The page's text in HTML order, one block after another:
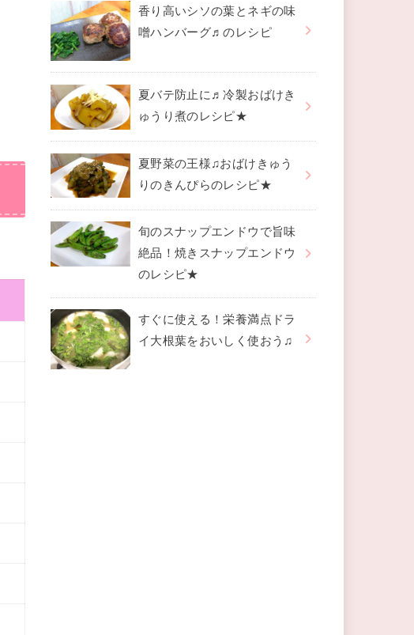
香り高いシソの葉とネギの味
噌ハンバーグ♬のレシピ
夏バテ防止に♬冷製おばけき
ゅうり煮のレシピ★
夏野菜の王様♫おばけきゅう
りのきんぴらのレシピ★
旬のスナップエンドウで旨味
絶品！焼きスナップエンドウ
のレシピ★
すぐに使える！栄養満点ドラ
イ大根葉をおいしく使おう♫